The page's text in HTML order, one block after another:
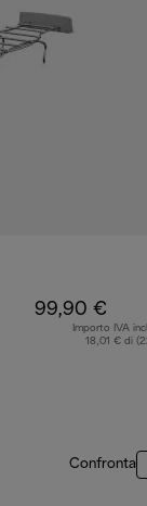
99,90 €
Importo IVA
18,01 € di
Confronta